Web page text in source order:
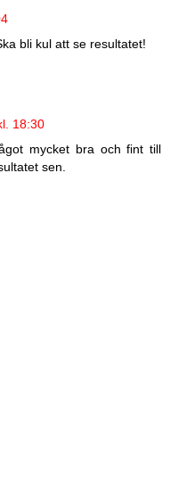
bli kul att se resultatet!
18:30
mycket bra och fint till
sen.